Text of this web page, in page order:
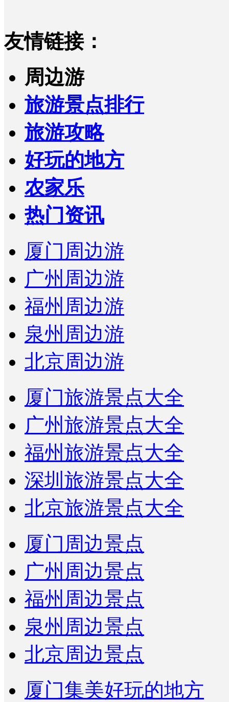
友情链接：
周边游
旅游景点排行
旅游攻略
好玩的地方
农家乐
热门资讯
厦门周边游
广州周边游
福州周边游
泉州周边游
北京周边游
厦门旅游景点大全
广州旅游景点大全
福州旅游景点大全
深圳旅游景点大全
北京旅游景点大全
厦门周边景点
广州周边景点
福州周边景点
泉州周边景点
北京周边景点
厦门集美好玩的地方